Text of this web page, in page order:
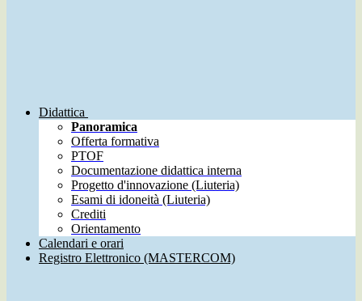
Didattica
Panoramica
Offerta formativa
PTOF
Documentazione didattica interna
Progetto d'innovazione (Liuteria)
Esami di idoneità (Liuteria)
Crediti
Orientamento
Calendari e orari
Registro Elettronico (MASTERCOM)